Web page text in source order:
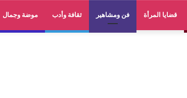
قضايا المرأة فن ومشاهير ثقافة وأدب موضة وجمال